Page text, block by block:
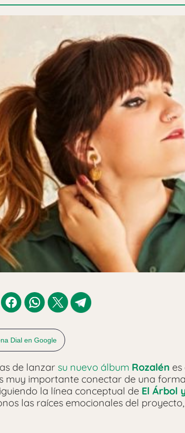
Dial en Google
de lanzar su nuevo álbum Rozalén
muy importante conectar de una forma
la línea conceptual de El Árbol
las raíces emocionales del